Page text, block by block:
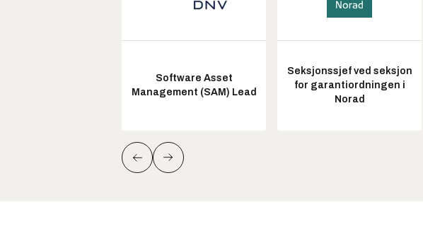
Software Asset
Management (SAM) Lead
Seksjonssjef ved seksjon
for garantiordningen i
Norad